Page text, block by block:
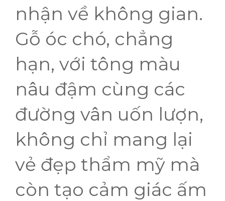
nhận về không gian.
Gỗ óc chó, chẳng
hạn, với tông màu
nâu đậm cùng các
đường vân uốn lượn,
không chỉ mang lại
vẻ đẹp thẩm mỹ mà
còn tạo cảm giác ấm